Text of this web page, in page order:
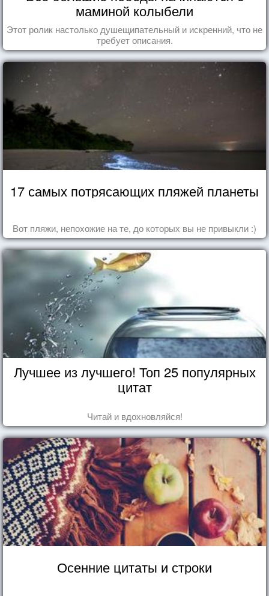
маминой колыбели
Этот ролик настолько душещипательный и искренний, что не
требует описания.
17 самых потрясающих пляжей планеты
Вот пляжи, непохожие на те, до которых вы не привыкли :)
Лучшее из лучшего! Топ 25 популярных
цитат
Читай и вдохновляйся!
Осенние цитаты и строки